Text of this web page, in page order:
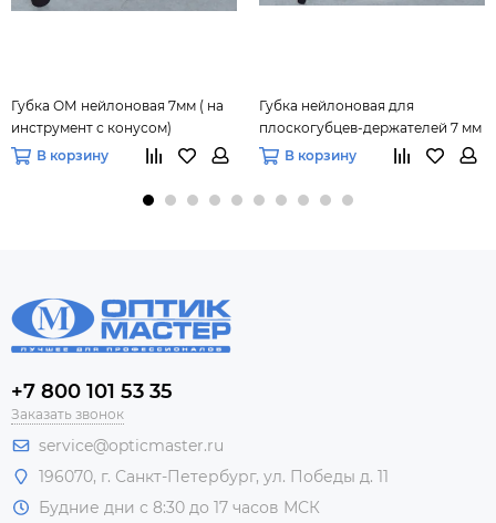
Губка ОМ нейлоновая 7мм ( на
инструмент с конусом)
В корзину
Губка нейлоновая для
плоскогубцев-держателей 7 мм
(правка заушников)
В корзину
+7 800 101 53 35
Заказать звонок
service@opticmaster.ru
196070, г. Санкт-Петербург, ул. Победы д. 11
Будние дни с 8:30 до 17 часов МСК